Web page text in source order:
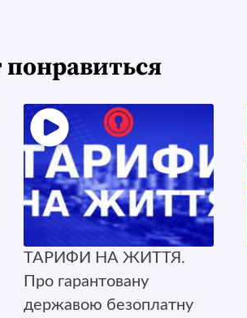
ТАРИФИ НА ЖИТТЯ.
Про гарантовану
державою безоплатну